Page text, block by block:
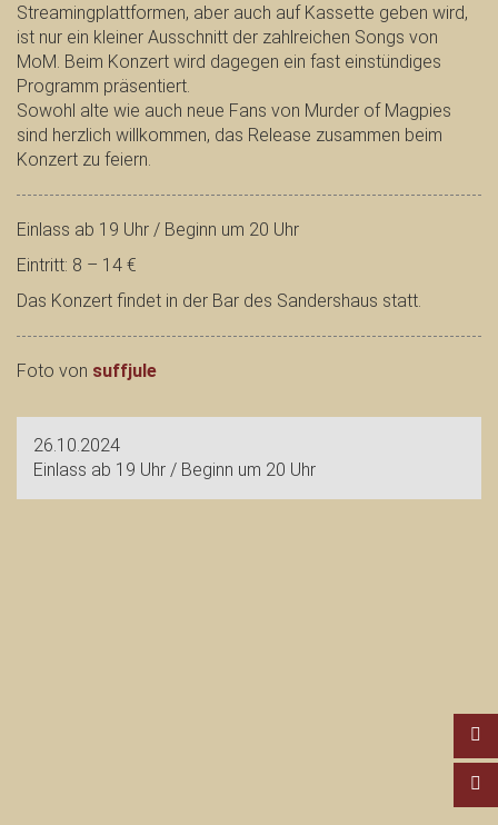
Streamingplattformen, aber auch auf Kassette geben wird,
ist nur ein kleiner Ausschnitt der zahlreichen Songs von
MoM. Beim Konzert wird dagegen ein fast einstündiges
Programm präsentiert.
Sowohl alte wie auch neue Fans von Murder of Magpies
sind herzlich willkommen, das Release zusammen beim
Konzert zu feiern.
Einlass ab 19 Uhr / Beginn um 20 Uhr
Eintritt: 8 – 14 €
Das Konzert findet in der Bar des Sandershaus statt.
Foto von suffjule
26.10.2024
Einlass ab 19 Uhr / Beginn um 20 Uhr